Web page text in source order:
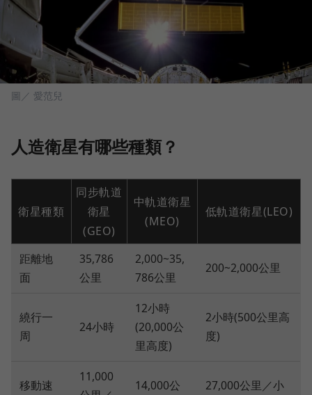
圖／ 愛范兒
人造衛星有哪些種類？
衛星種類
同步軌道
衛星
(GEO)
中軌道衛星
(MEO)
低軌道衛星(LEO)
距離地
面
35,786
公里
2,000~35,
786公里
200~2,000公里
繞行一
周
24小時
12小時
(20,000公
里高度)
2小時(500公里高
度)
移動速
11,000
14,000公
27,000公里／小